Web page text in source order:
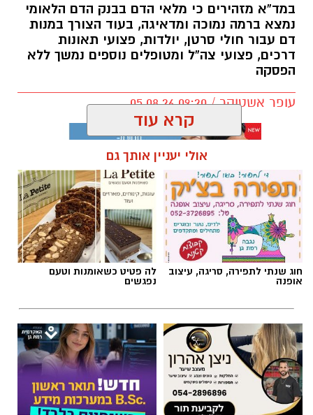
במד”א מזהירים כי מלאי הדם בבנק הדם הלאומי
נמצא ברמה נמוכה ומדאיגה, בעוד הצורך במנות
דם עבור חולי סרטן, יולדות, פצועי תאונות
דרכים, פצועי צה”ל ומטופלים נוספים נמשך ללא
הפסקה
עופר אשטוקר / 09:20 05.08.26
תגים:מד״א, תרומת דם בנק הדם
קרא עוד
אולי יעניין אותך גם
חוג שנתי לתפירה, סריגה, עיצוב
אופנה
לה פטיט כשאומנות וטעם
נפגשים